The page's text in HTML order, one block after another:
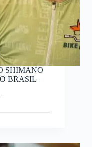
SHIMANO
BRASIL